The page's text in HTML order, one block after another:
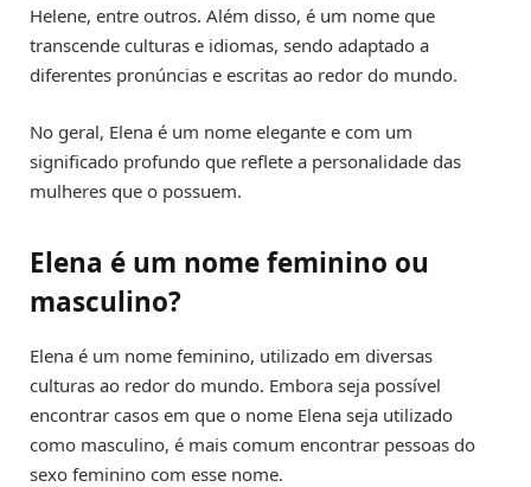
Helene, entre outros. Além disso, é um nome que
transcende culturas e idiomas, sendo adaptado a
diferentes pronúncias e escritas ao redor do mundo.
No geral, Elena é um nome elegante e com um
significado profundo que reflete a personalidade das
mulheres que o possuem.
Elena é um nome feminino ou
masculino?
Elena é um nome feminino, utilizado em diversas
culturas ao redor do mundo. Embora seja possível
encontrar casos em que o nome Elena seja utilizado
como masculino, é mais comum encontrar pessoas do
sexo feminino com esse nome.